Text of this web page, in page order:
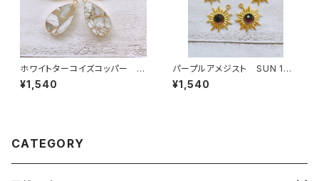
ホワイトターコイズコッパー 雫
型 1カン
¥1,540
パープルアメジスト SUN 1カ
ン
¥1,540
CATEGORY